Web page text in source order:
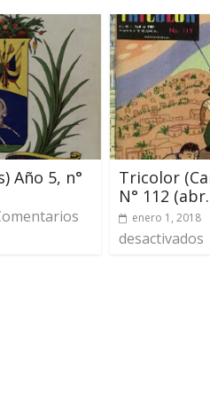
Año 5, n°
Tricolor
N° 112
enero 1, 2018
desactivados